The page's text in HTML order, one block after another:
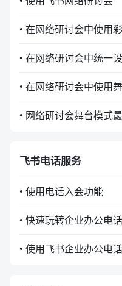
• 在网络研讨会中使用
• 在网络研讨会中统一
• 在网络研讨会中使用
• 网络研讨会舞台模式
飞书电话服务
• 使用电话入会功能
• 快速玩转企业办公电话
• 使用飞书企业办公电话